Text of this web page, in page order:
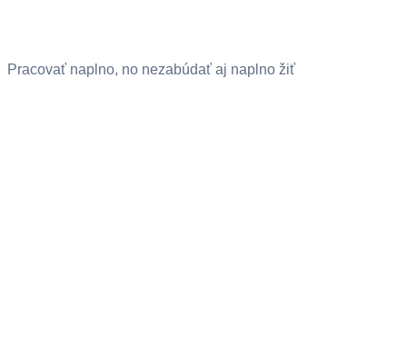
Pracovať naplno, no nezabúdať aj naplno žiť